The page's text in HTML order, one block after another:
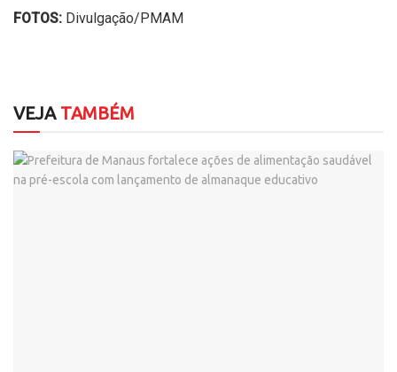
FOTOS: Divulgação/PMAM
VEJATAMBÉM